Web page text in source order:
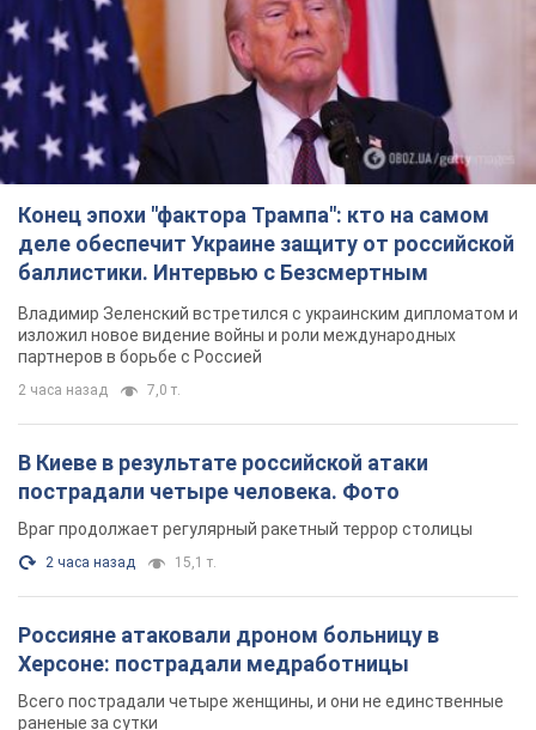
Конец эпохи "фактора Трампа": кто на самом
деле обеспечит Украине защиту от российской
баллистики. Интервью с Безсмертным
Владимир Зеленский встретился с украинским дипломатом и
изложил новое видение войны и роли международных
партнеров в борьбе с Россией
2 часа назад 7,0 т.
В Киеве в результате российской атаки
пострадали четыре человека. Фото
Враг продолжает регулярный ракетный террор столицы
2 часа назад 15,1 т.
Россияне атаковали дроном больницу в
Херсоне: пострадали медработницы
Всего пострадали четыре женщины, и они не единственные
раненые за сутки